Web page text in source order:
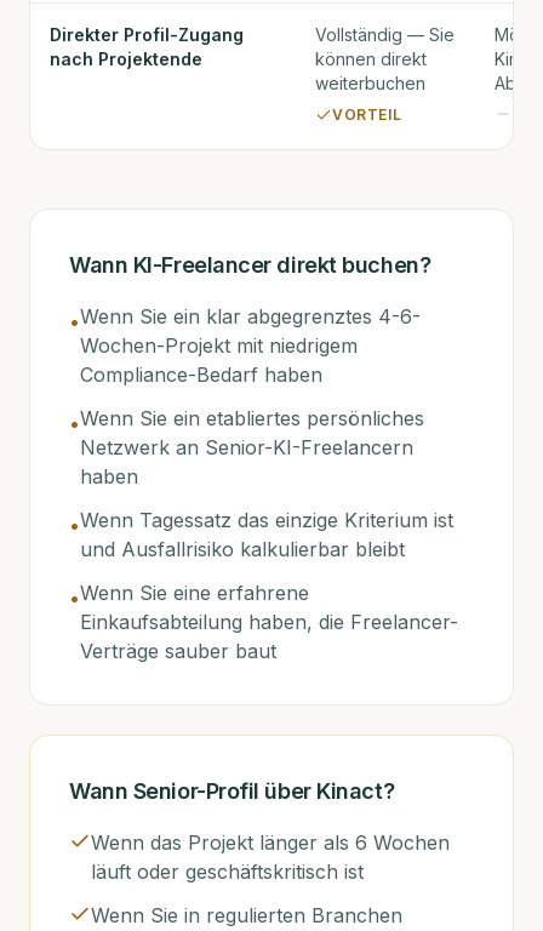
Direkter Profil-Zugang
nach Projektende
Vollständig — Sie
können direkt
weiterbuchen
VORTEIL
Wann KI-Freelancer direkt buchen?
•Wenn Sie ein klar abgegrenztes 4-6-
Wochen-Projekt mit niedrigem
Compliance-Bedarf haben
•Wenn Sie ein etabliertes persönliches
Netzwerk an Senior-KI-Freelancern
haben
•Wenn Tagessatz das einzige Kriterium ist
und Ausfallrisiko kalkulierbar bleibt
•Wenn Sie eine erfahrene
Einkaufsabteilung haben, die Freelancer-
Verträge sauber baut
Wann Senior-Profil über Kinact?
Wenn das Projekt länger als 6 Wochen
läuft oder geschäftskritisch ist
Wenn Sie in regulierten Branchen